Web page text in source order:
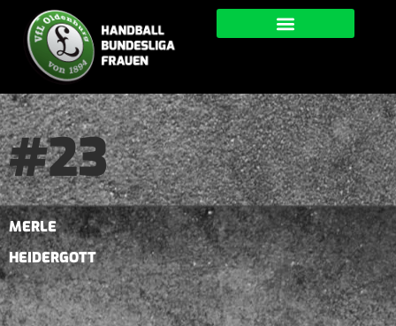
#23
MERLE
HEIDERGOTT